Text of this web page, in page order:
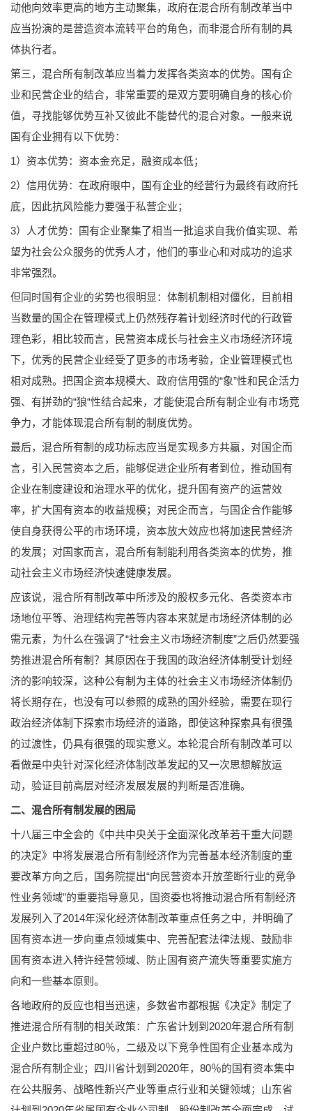
动他向效率更高的地方主动聚集，政府在混合所有制改革当中
应当扮演的是营造资本流转平台的角色，而非混合所有制的具
体执行者。
第三，混合所有制改革应当着力发挥各类资本的优势。国有企
业和民营企业的结合，非常重要的是双方要明确自身的核心价
值，寻找能够优势互补又彼此不能替代的混合对象。一般来说
国有企业拥有以下优势：
1）资本优势：资本金充足，融资成本低；
2）信用优势：在政府眼中，国有企业的经营行为最终有政府托
底，因此抗风险能力要强于私营企业；
3）人才优势：国有企业聚集了相当一批追求自我价值实现、希
望为社会公众服务的优秀人才，他们的事业心和对成功的追求
非常强烈。
但同时国有企业的劣势也很明显：体制机制相对僵化，目前相
当数量的国企在管理模式上仍然残存着计划经济时代的行政管
理色彩，相比较而言，民营资本成长与社会主义市场经济环境
下，优秀的民营企业经受了更多的市场考验，企业管理模式也
相对成熟。把国企资本规模大、政府信用强的“象”性和民企活力
强、有拼劲的“狼“性结合起来，才能使混合所有制企业有市场竞
争力，才能体现混合所有制的制度优势。
最后，混合所有制的成功标志应当是实现多方共赢，对国企而
言，引入民营资本之后，能够促进企业所有者到位，推动国有
企业在制度建设和治理水平的优化，提升国有资产的运营效
率，扩大国有资本的收益规模；对民企而言，与国企合作能够
使自身获得公平的市场环境，资本放大效应也将加速民营经济
的发展；对国家而言，混合所有制能利用各类资本的优势，推
动社会主义市场经济快速健康发展。
应该说，混合所有制改革中所涉及的股权多元化、各类资本市
场地位平等、治理结构完善等内容本来就是市场经济体制的必
需元素，为什么在强调了“社会主义市场经济制度”之后仍然要强
势推进混合所有制？其原因在于我国的政治经济体制受计划经
济的影响较深，这种公有制为主体的社会主义市场经济体制仍
将长期存在，也没有可以参照的成熟的国外经验，需要在现行
政治经济体制下探索市场经济的道路，即使这种探索具有很强
的过渡性，仍具有很强的现实意义。本轮混合所有制改革可以
看做是中央针对深化经济体制改革发起的又一次思想解放运
动，验证目前高层对经济发展发展的判断是否准确。
二、混合所有制发展的困局
十八届三中全会的《中共中央关于全面深化改革若干重大问题
的决定》中将发展混合所有制经济作为完善基本经济制度的重
要改革方向之后，国务院提出“向民营资本开放垄断行业的竞争
性业务领域”的重要指导意见，国资委也将推动混合所有制经济
发展列入了2014年深化经济体制改革重点任务之中，并明确了
国有资本进一步向重点领域集中、完善配套法律法规、鼓励非
国有资本进入特许经营领域、防止国有资产流失等重要实施方
向和一些基本原则。
各地政府的反应也相当迅速，多数省市都根据《决定》制定了
推进混合所有制的相关政策：广东省计划到2020年混合所有制
企业户数比重超过80％，二级及以下竞争性国有企业基本成为
混合所有制企业；四川省计划到2020年，80％的国有资本集中
在公共服务、战略性新兴产业等重点行业和关键领域；山东省